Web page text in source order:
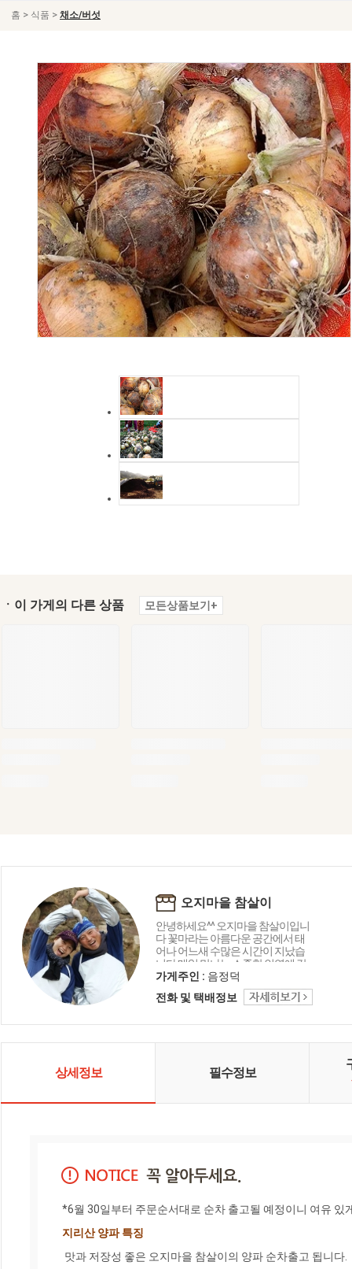
홈 > 식품 > 채소/버섯
ㆍ이 가게의 다른 상품 모든상품보기+
오지마을 참살이
안녕하세요^^ 오지마을 참살이입니
다 꽃마라는 아름다운 공간에서 태
어나 어느새 수많은 시간이 지났습
니다 매일 만나는 소중한 인연에 감
사드리며 오늘도 좋은 상품 감사의
마음을 담아 행복 미소로 전해드립
니다 함께해 주셔서 고맙습니다 ^_^
가게주인 : 음정덕
전화 및 택배정보
상세정보 필수정보
지리산 양파 특징